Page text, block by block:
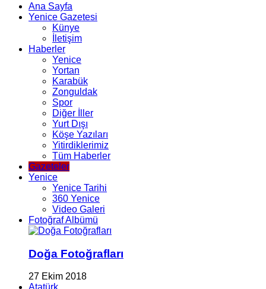
Ana Sayfa
Yenice Gazetesi
Künye
İletişim
Haberler
Yenice
Yortan
Karabük
Zonguldak
Spor
Diğer İller
Yurt Dışı
Köşe Yazıları
Yitirdiklerimiz
Tüm Haberler
Gazeteler
Yenice
Yenice Tarihi
360 Yenice
Video Galeri
Fotoğraf Albümü
Doğa Fotoğrafları
27 Ekim 2018